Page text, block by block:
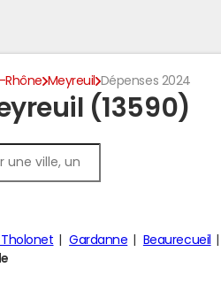
Rhône Meyreuil Dépenses 2024
(13590)
Tholonet Gardanne Beaurecueil